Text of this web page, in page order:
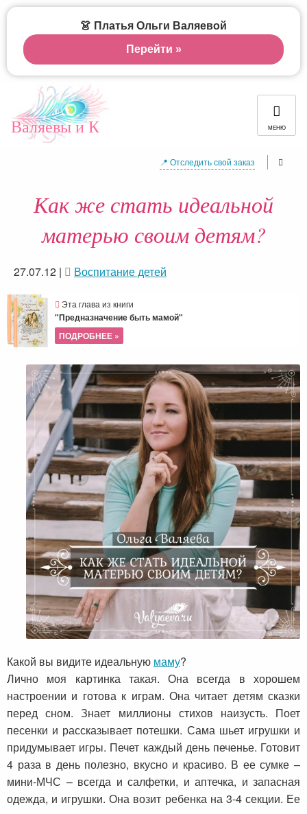
Валяевы и К МЕНЮ
📍 Отследить свой заказ
Как же стать идеальной
матерью своим детям?
27.07.12 | Воспитание детей
Эта глава из книги
"Предназначение быть мамой"
ПОДРОБНЕЕ »
Какой вы видите идеальную маму?
Лично моя картинка такая. Она всегда в хорошем
настроении и готова к играм. Она читает детям сказки
перед сном. Знает миллионы стихов наизусть. Поет
песенки и рассказывает потешки. Сама шьет игрушки и
придумывает игры. Печет каждый день печенье. Готовит
4 раза в день полезно, вкусно и красиво. В ее сумке –
мини-МЧС – всегда и салфетки, и аптечка, и запасная
одежда, и игрушки. Она возит ребенка на 3-4 секции. Ее
👗 Платья Ольги Валяевой
Перейти »